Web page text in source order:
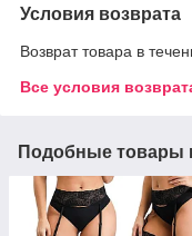
Условия возврата
Возврат товара в
Все условия
Подобные товары